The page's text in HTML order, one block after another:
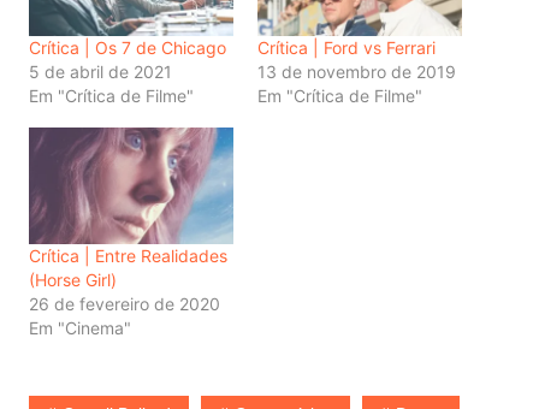
Crítica | Os 7 de Chicago
5 de abril de 2021
Em "Crítica de Filme"
Crítica | Ford vs Ferrari
13 de novembro de 2019
Em "Crítica de Filme"
Crítica | Entre Realidades
(Horse Girl)
26 de fevereiro de 2020
Em "Cinema"